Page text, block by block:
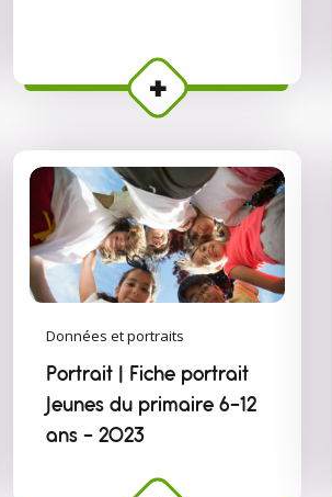
Données et portraits
Portrait | Fiche portrait
Jeunes du primaire 6-12
ans - 2023